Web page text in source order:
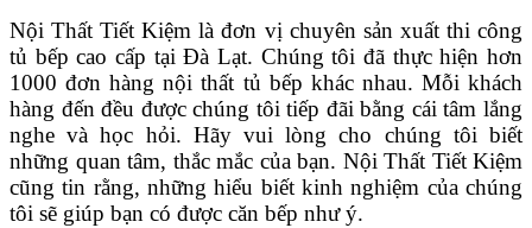
Nội Thất Tiết Kiệm là đơn vị chuyên sản xuất thi công
tủ bếp cao cấp tại Đà Lạt. Chúng tôi đã thực hiện hơn
1000 đơn hàng nội thất tủ bếp khác nhau. Mỗi khách
hàng đến đều được chúng tôi tiếp đãi bằng cái tâm lắng
nghe và học hỏi. Hãy vui lòng cho chúng tôi biết
những quan tâm, thắc mắc của bạn. Nội Thất Tiết Kiệm
cũng tin rằng, những hiểu biết kinh nghiệm của chúng
tôi sẽ giúp bạn có được căn bếp như ý.